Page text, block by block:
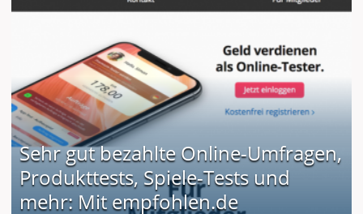
Sehr gut bezahlte Online-Umfragen,
Produkttests, Spiele-Tests und
mehr: Mit empfohlen.de